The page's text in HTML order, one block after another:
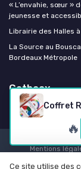
🔥
« L’envahie, sœur »
jeunesse et
Librairie des Halles
La Source au
Bordeaux Métropole
Getboox
Mentions
Ce site utilise des